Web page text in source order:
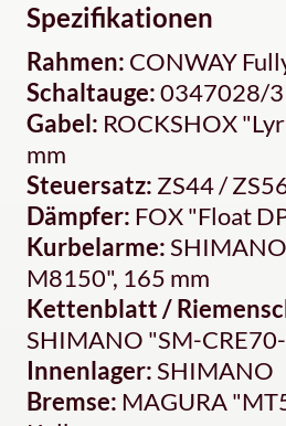
Spezifikationen
Rahmen: CONWAY
Schaltauge:0347028/3
Gabel: ROCKSHOX
mm
Steuersatz: ZS44 /
Dämpfer: FOX "Float
Kurbelarme:
M8150", 165 mm
Kettenblatt /
SHIMANO "SM-
Innenlager:SHIMANO
Bremse: MAGURA